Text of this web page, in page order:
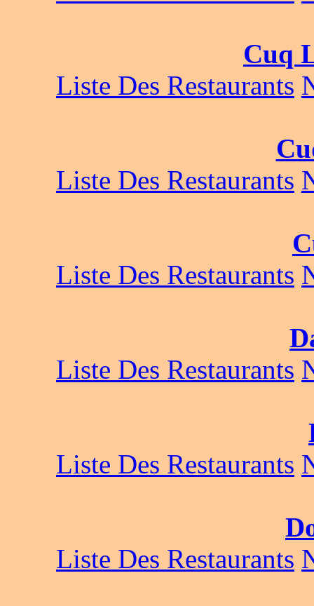
Cuq
Liste Des Restaurants
Liste Des Restaurants
Liste Des Restaurants
Liste Des Restaurants
Liste Des Restaurants
Liste Des Restaurants